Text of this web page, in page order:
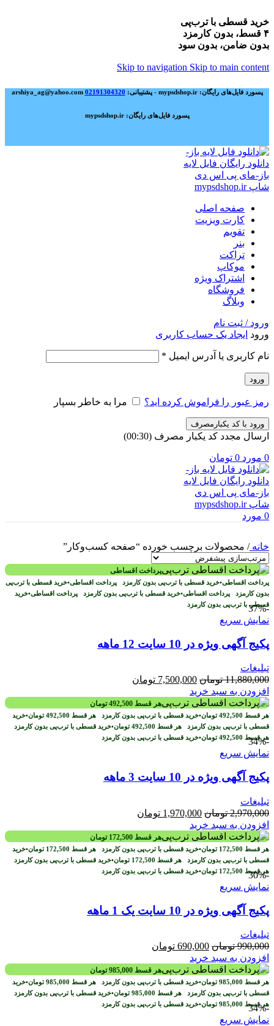
خرید قسطی با ترب‌پی
۴ قسط، بدون کارمزد
بدون ضامن، بدون سود
Skip to navigation Skip to main content
پسورد فایل‌های رایگان: mypsdshop.ir - پشتیبانی: arshiya_ag@yahoo.com 02191304320
پسورد فایل‌های رایگان: mypsdshop.ir
صفحه اصلی
کارت ویزیت
تقویم
بنر
تراکت
موکاپ
اشتراک ویژه
فروشگاه
وبلاگ
ورود / ثبت نام
ورود ایجاد یک حساب کاربری
نام کاربری یا آدرس ایمیل *
ورود
رمز عبور را فراموش کرده اید؟ مرا به خاطر بسپار
ورود با کد یکبارمصرف
ارسال مجدد کد یکبار مصرف (00:
30
)
0 مورد 0 تومان
0 مورد
خانه/ محصولات برچسب خورده “صفحه کسب‌وکار”
پرداخت اقساطی
پرداخت اقساطی•خرید قسطی با ترب‌پی بدون کارمزد پرداخت اقساطی•خرید قسطی با ترب‌پی
بدون کارمزد پرداخت اقساطی•خرید قسطی با ترب‌پی بدون کارمزد پرداخت اقساطی•خرید
قسطی با ترب‌پی بدون کارمزد
-37%
نمایش سریع
پکیج آگهی ویژه در 10 سایت 12 ماهه
تبلیغات
11,880,000 تومان قیمت
اصلی
11,880,000 تومان
بود.
7,500,000 تومان
7,500,000 تومان
است.
افزودن به سبد خرید
هر قسط 492,500 تومان
هر قسط 492,500 تومان•خرید قسطی با ترب‌پی بدون کارمزد هر قسط 492,500 تومان•خرید
قسطی با ترب‌پی بدون کارمزد هر قسط 492,500 تومان•خرید قسطی با ترب‌پی بدون کارمزد
هر قسط 492,500 تومان•خرید قسطی با ترب‌پی بدون کارمزد
-34%
نمایش سریع
پکیج آگهی ویژه در 10 سایت 3 ماهه
تبلیغات
2,970,000 تومان قیمت
اصلی
2,970,000 تومان
بود.
1,970,000 تومان
1,970,000 تومان
است.
افزودن به سبد خرید
هر قسط 172,500 تومان
هر قسط 172,500 تومان•خرید قسطی با ترب‌پی بدون کارمزد هر قسط 172,500 تومان•خرید
قسطی با ترب‌پی بدون کارمزد هر قسط 172,500 تومان•خرید قسطی با ترب‌پی بدون کارمزد
هر قسط 172,500 تومان•خرید قسطی با ترب‌پی بدون کارمزد
-30%
نمایش سریع
پکیج آگهی ویژه در 10 سایت یک 1 ماهه
تبلیغات
990,000 تومان قیمت
اصلی
990,000 تومان
بود.
690,000 تومان
690,000 تومان
است.
افزودن به سبد خرید
هر قسط 985,000 تومان
هر قسط 985,000 تومان•خرید قسطی با ترب‌پی بدون کارمزد هر قسط 985,000 تومان•خرید
قسطی با ترب‌پی بدون کارمزد هر قسط 985,000 تومان•خرید قسطی با ترب‌پی بدون کارمزد
هر قسط 985,000 تومان•خرید قسطی با ترب‌پی بدون کارمزد
-34%
نمایش سریع